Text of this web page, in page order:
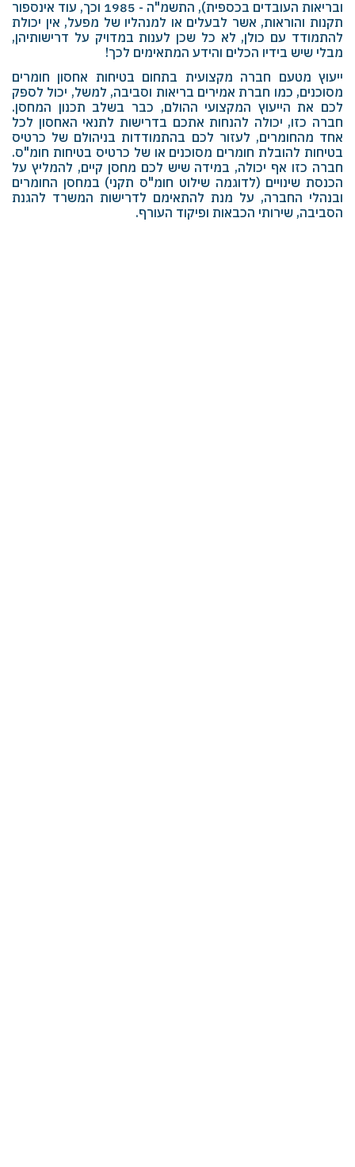
ובריאות העובדים בכספית), התשמ"ה - 1985 וכך, עוד אינספור
תקנות והוראות, אשר לבעלים או למנהליו של מפעל, אין יכולת
להתמודד עם כולן, לא כל שכן לענות במדויק על דרישותיהן,
מבלי שיש בידיו הכלים והידע המתאימים לכך!
ייעוץ מטעם חברה מקצועית בתחום בטיחות אחסון חומרים
מסוכנים, כמו חברת אמירים בריאות וסביבה, למשל, יכול לספק
לכם את הייעוץ המקצועי ההולם, כבר בשלב תכנון המחסן.
חברה כזו, יכולה להנחות אתכם בדרישות לתנאי האחסון לכל
אחד מהחומרים, לעזור לכם בהתמודדות בניהולם של כרטיס
בטיחות להובלת חומרים מסוכנים או של כרטיס בטיחות חומ"ס.
חברה כזו אף יכולה, במידה שיש לכם מחסן קיים, להמליץ על
הכנסת שינויים (לדוגמה שילוט חומ"ס תקני) במחסן החומרים
ובנהלי החברה, על מנת להתאימם לדרישות המשרד להגנת
הסביבה, שירותי הכבאות ופיקוד העורף.